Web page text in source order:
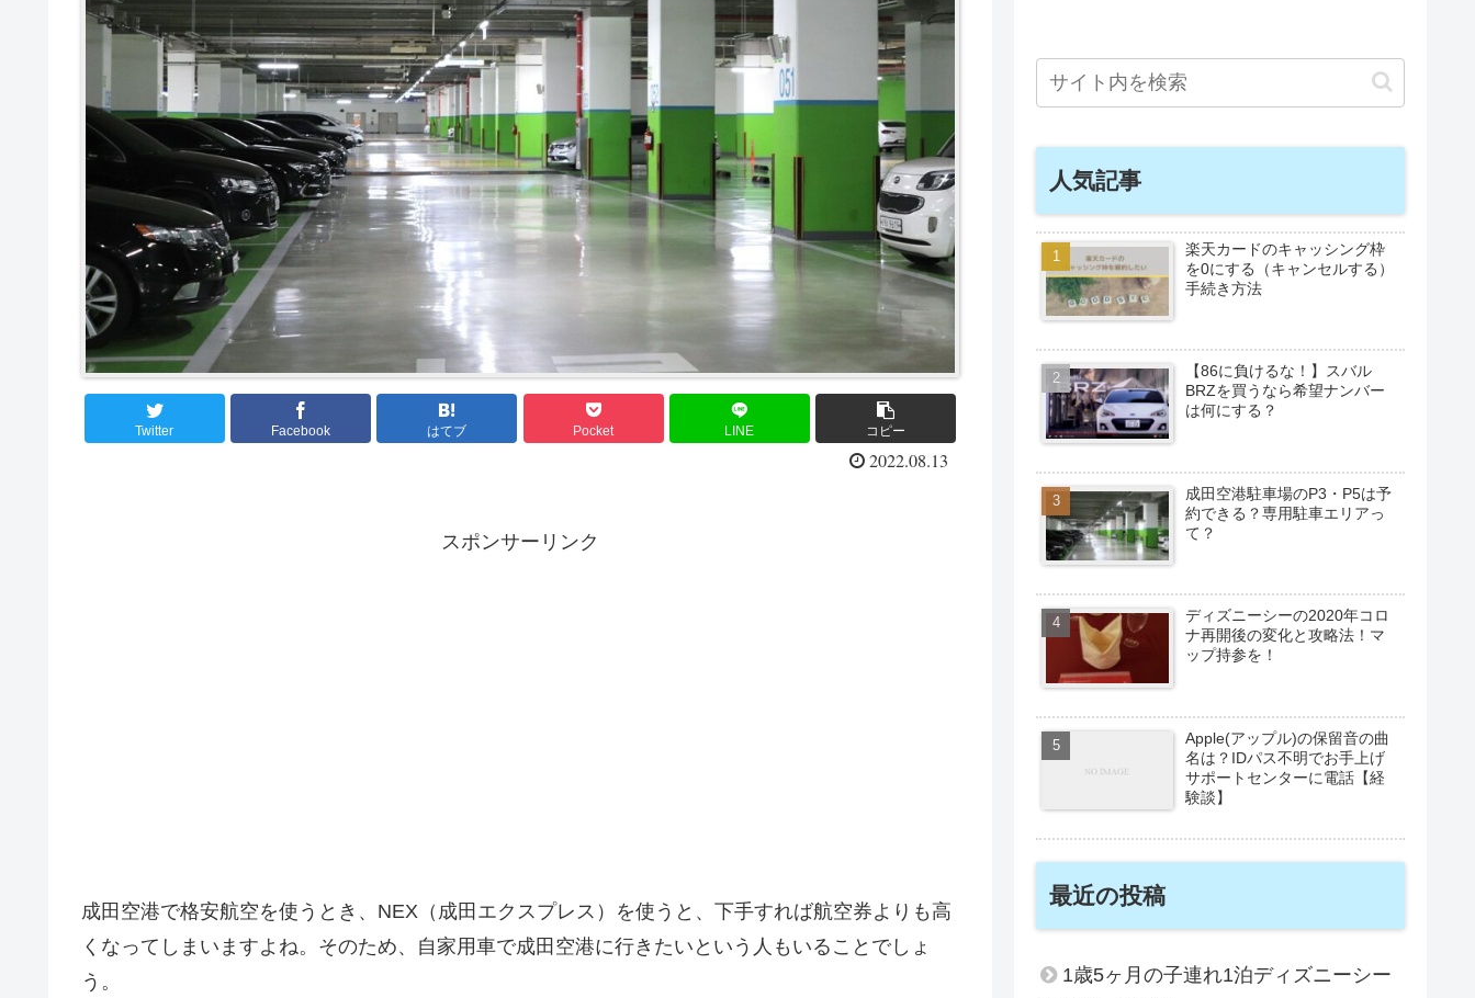
Twitter Facebook はてブ Pocket LINE コピー
2022.08.13
スポンサーリンク
成田空港で格安航空を使うとき、NEX（成田エクスプレス）を使うと、下手すれば航空券よりも高
くなってしまいますよね。そのため、自家用車で成田空港に行きたいという人もいることでしょ
う。
人気記事
楽天カードのキャッシング枠
を0にする（キャンセルする）
手続き方法
【86に負けるな！】スバル
BRZを買うなら希望ナンバー
は何にする？
成田空港駐車場のP3・P5は予
約できる？専用駐車エリアっ
て？
ディズニーシーの2020年コロ
ナ再開後の変化と攻略法！マ
ップ持参を！
Apple(アップル)の保留音の曲
名は？IDパス不明でお手上げ
サポートセンターに電話【経
験談】
最近の投稿
1歳5ヶ月の子連れ1泊ディズニーシー